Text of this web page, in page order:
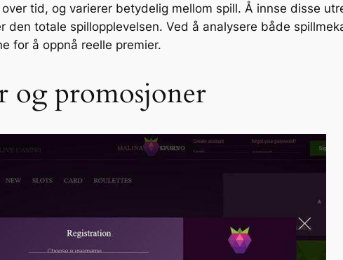
tid, og varierer betydelig mellom spill. Å innse disse
den totale spillopplevelsen. Ved å analysere både
for å oppnå reelle premier.
og promosjoner